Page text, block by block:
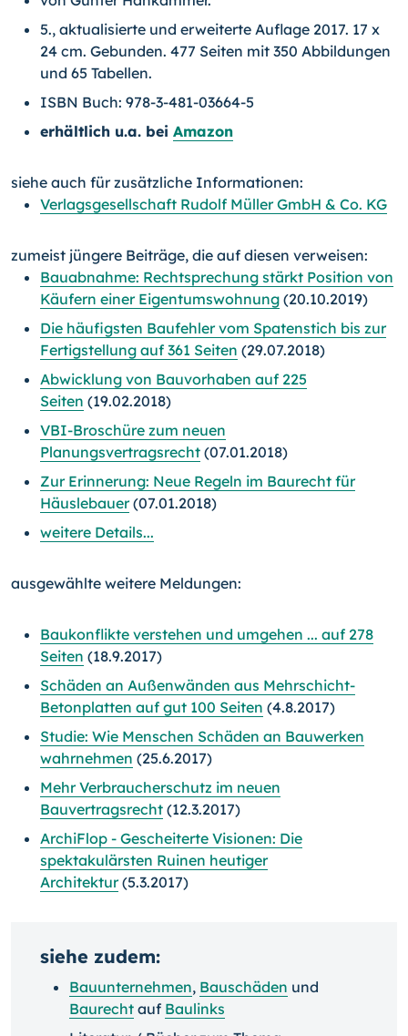
5., aktualisierte und erweiterte Auflage 2017. 17 x
24 cm. Gebunden. 477 Seiten mit 350 Abbildungen
und 65 Tabellen.
ISBN Buch: 978-3-481-03664-5
erhältlich u.a. bei Amazon
siehe auch für zusätzliche Informationen:
Verlagsgesellschaft Rudolf Müller GmbH & Co. KG
zumeist jüngere Beiträge, die auf diesen verweisen:
Bauabnahme: Rechtsprechung stärkt Position von
Käufern einer Eigentumswohnung (20.10.2019)
Die häufigsten Baufehler vom Spatenstich bis zur
Fertigstellung auf 361 Seiten (29.07.2018)
Abwicklung von Bauvorhaben auf 225
Seiten (19.02.2018)
VBI-Broschüre zum neuen
Planungsvertragsrecht (07.01.2018)
Zur Erinnerung: Neue Regeln im Baurecht für
Häuslebauer(07.01.2018)
weitere Details...
ausgewählte weitere Meldungen:
Baukonflikte verstehen und umgehen ... auf 278
Seiten (18.9.2017)
Schäden an Außenwänden aus Mehrschicht-
Betonplatten auf gut 100 Seiten (4.8.2017)
Studie: Wie Menschen Schäden an Bauwerken
wahrnehmen (25.6.2017)
Mehr Verbraucherschutz im neuen
Bauvertragsrecht (12.3.2017)
ArchiFlop - Gescheiterte Visionen: Die
spektakulärsten Ruinen heutiger
Architektur(5.3.2017)
siehe zudem:
Bauunternehmen, Bauschäden und
Baurecht auf Baulinks